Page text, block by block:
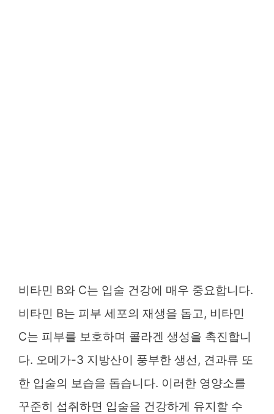
비타민 B와 C는 입술 건강에 매우 중요합니다.
비타민 B는 피부 세포의 재생을 돕고, 비타민
C는 피부를 보호하며 콜라겐 생성을 촉진합니
다. 오메가-3 지방산이 풍부한 생선, 견과류 또
한 입술의 보습을 돕습니다. 이러한 영양소를
꾸준히 섭취하면 입술을 건강하게 유지할 수